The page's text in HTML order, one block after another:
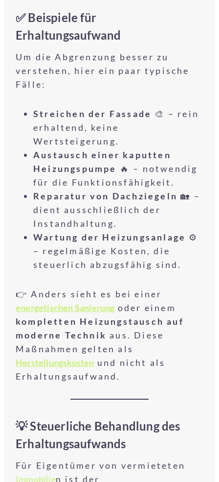
✅ Beispiele für
Erhaltungsaufwand
Um die Abgrenzung besser zu
verstehen, hier ein paar typische
Fälle:
Streichen der Fassade 🎨 – rein
erhaltend, keine
Wertsteigerung.
Austausch einer kaputten
Heizungspumpe
🔥 – notwendig
für die Funktionsfähigkeit.
Reparatur von Dachziegeln 🏡 –
dient ausschließlich der
Instandhaltung.
Wartung der Heizungsanlage ⚙️
– regelmäßige Kosten, die
steuerlich abzugsfähig sind.
👉 Anders sieht es bei einer
energetischen Sanierung oder einem
kompletten Heizungstausch auf
moderne Technik aus. Diese
Maßnahmen gelten als
Herstellungskosten und nicht als
Erhaltungsaufwand.
💡 Steuerliche Behandlung des
Erhaltungsaufwands
Für Eigentümer von vermieteten
Immobilien ist der